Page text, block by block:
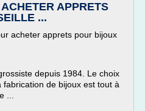
APPRETS
...
acheter apprets pour bijoux
depuis 1984. Le choix
de bijoux est tout à
...